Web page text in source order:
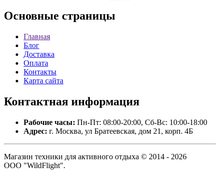
Основные страницы
Главная
Блог
Доставка
Оплата
Контакты
Карта сайта
Контактная информация
Рабочие часы: Пн-Пт: 08:00-20:00, Сб-Вс: 10:00-18:00
Адрес: г. Москва, ул Братеевская, дом 21, корп. 4Б
Магазин техники для активного отдыха © 2014 - 2026
ООО "WildFlight".